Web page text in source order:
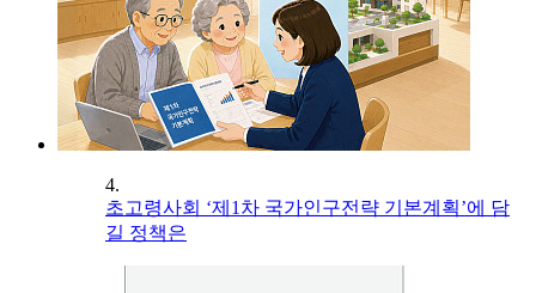
4.
초고령사회 ‘제1차 국가인구전략 기본계획’에 담
길 정책은